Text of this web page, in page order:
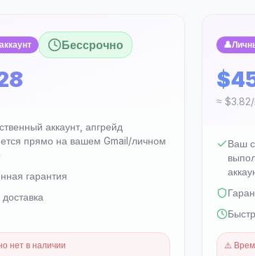
Бессрочно
аккаунт, апгрейд
прямо на вашем Gmail/личном
гарантия
нет в наличии
👤
≈
Ваш
⚠️